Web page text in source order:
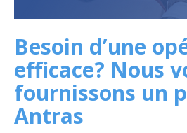
Besoin d’une
efficace? Nous
fournissons un
Antras